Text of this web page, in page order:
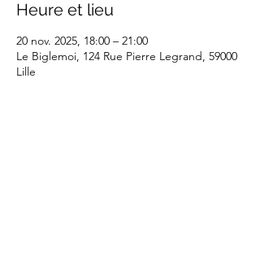
Heure et lieu
20 nov. 2025, 18:00 – 21:00
Le Biglemoi, 124 Rue Pierre Legrand, 59000
Lille